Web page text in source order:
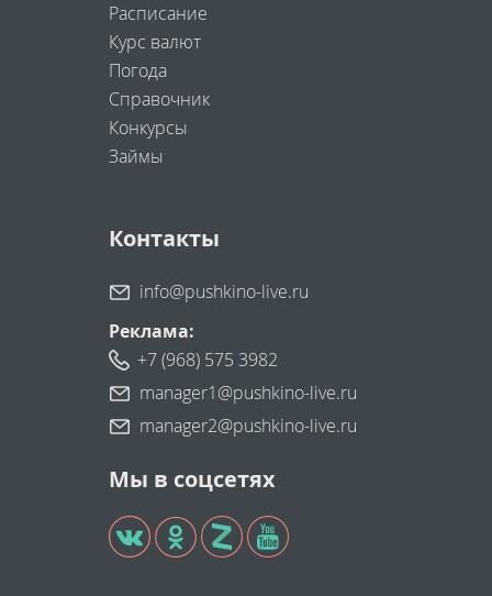
Расписание
Курс валют
Погода
Справочник
Конкурсы
Займы
Контакты
info@pushkino-live.ru
Реклама:
+7 (968) 575 3982
manager1@pushkino-live.ru
manager2@pushkino-live.ru
Мы в соцсетях